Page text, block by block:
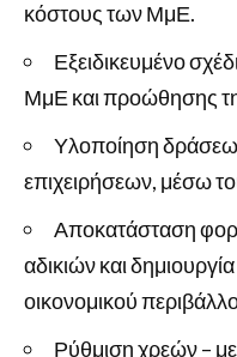
κόστους των ΜμΕ.
Εξειδικευμένο
ΜμΕ και προώθησης
Υλοποίηση
επιχειρήσεων, μέσω
Αποκατάσταση
αδικιών και
οικονομικού
Ρύθμιση χρεών –